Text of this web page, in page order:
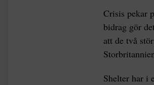
Crisis pekar
bidrag gör
att de två
Shelter har i